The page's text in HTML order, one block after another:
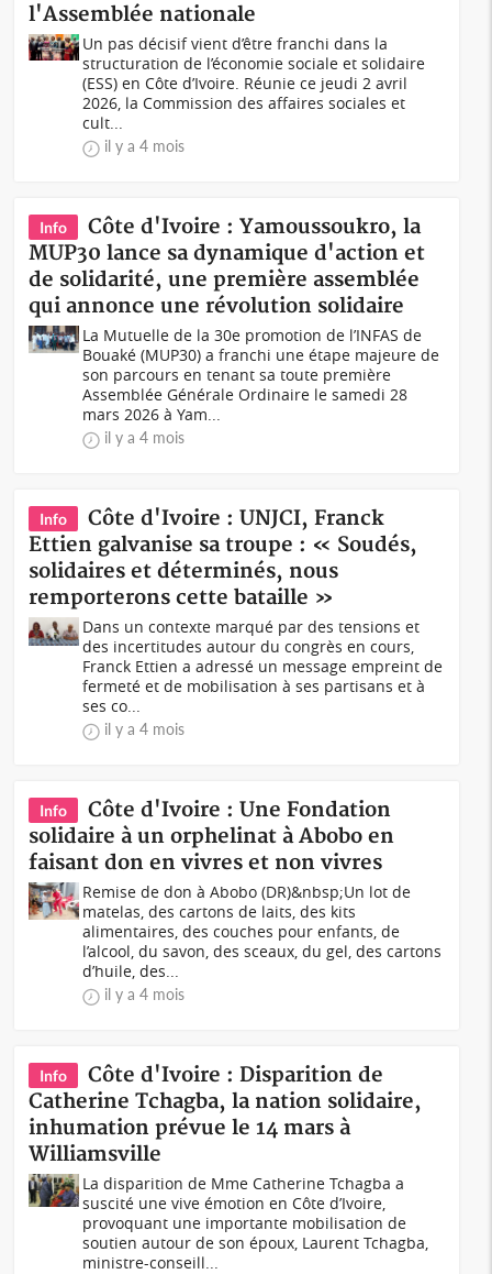
l'Assemblée nationale
Un pas décisif vient d’être franchi dans la
structuration de l’économie sociale et solidaire
(ESS) en Côte d’Ivoire. Réunie ce jeudi 2 avril
2026, la Commission des affaires sociales et
cult...
il y a 4 mois
Info
Côte d'Ivoire : Yamoussoukro, la
MUP30 lance sa dynamique d'action et
de solidarité, une première assemblée
qui annonce une révolution solidaire
La Mutuelle de la 30e promotion de l’INFAS de
Bouaké (MUP30) a franchi une étape majeure de
son parcours en tenant sa toute première
Assemblée Générale Ordinaire le samedi 28
mars 2026 à Yam...
il y a 4 mois
Info
Côte d'Ivoire : UNJCI, Franck
Ettien galvanise sa troupe : « Soudés,
solidaires et déterminés, nous
remporterons cette bataille »
Dans un contexte marqué par des tensions et
des incertitudes autour du congrès en cours,
Franck Ettien a adressé un message empreint de
fermeté et de mobilisation à ses partisans et à
ses co...
il y a 4 mois
Info
Côte d'Ivoire : Une Fondation
solidaire à un orphelinat à Abobo en
faisant don en vivres et non vivres
Remise de don à Abobo (DR)&nbsp;Un lot de
matelas, des cartons de laits, des kits
alimentaires, des couches pour enfants, de
l’alcool, du savon, des sceaux, du gel, des cartons
d’huile, des...
il y a 4 mois
Info
Côte d'Ivoire : Disparition de
Catherine Tchagba, la nation solidaire,
inhumation prévue le 14 mars à
Williamsville
La disparition de Mme Catherine Tchagba a
suscité une vive émotion en Côte d’Ivoire,
provoquant une importante mobilisation de
soutien autour de son époux, Laurent Tchagba,
ministre-conseill...